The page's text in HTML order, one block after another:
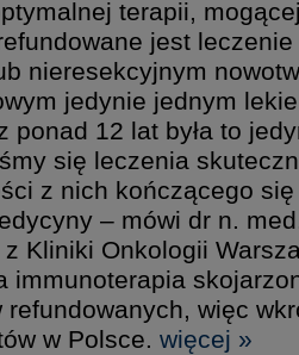
terapii,
jest
nieresekcyjnym
jedynie jednym
ponad 12 lat była to
się leczenia
z nich kończącego
– mówi dr n.
Kliniki Onkologii
immunoterapia
więc
w Polsce. więcej »